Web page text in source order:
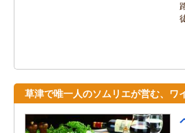
草津で唯一人のソムリエが営む、ワ